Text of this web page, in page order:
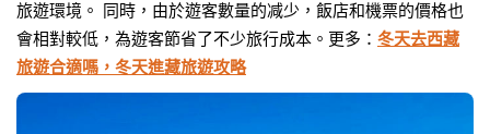
旅遊環境。 同時，由於遊客數量的减少，飯店和機票的價格也
會相對較低，為遊客節省了不少旅行成本。更多： 冬天去西藏
旅遊合適嗎，冬天進藏旅遊攻略